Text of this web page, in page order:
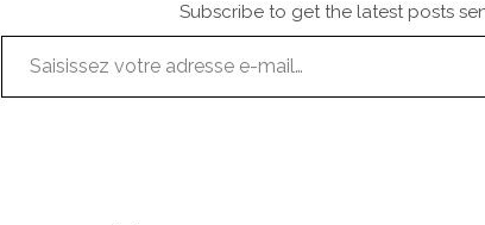
Subscribe to get the latest posts
Saisissez votre adresse e-mail…